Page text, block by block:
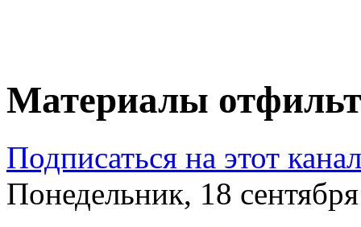
Материалы
Подписаться на этот
Понедельник, 18